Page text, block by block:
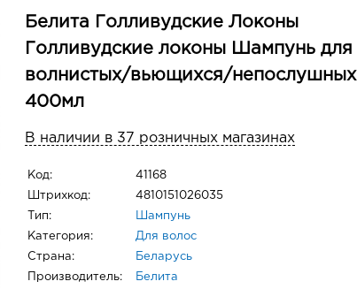
Белита Голливудские Локоны
Голливудские локоны Шампунь для
волнистых/вьющихся/непослушных
400мл
В наличии в 37 розничных магазинах
Код: 41168
Штрихкод: 4810151026035
Тип: Шампунь
Категория: Для волос
Страна: Беларусь
Производитель: Белита